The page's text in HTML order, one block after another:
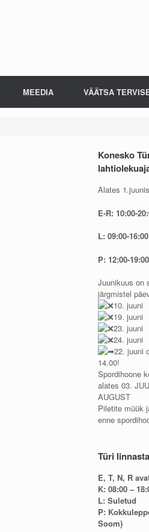
MEEDIA VÄÄTSA
Konesko
Alates
E-R: 10:00-
L: 09:00-16:00
P: 12:00-19:00
Juunikuus on
järgmistel
10. juuni
19. juuni
23. juuni
24. juuni
22. juuni
14.00!
Spordihoone
alates 03.
AUGUST
Piletite müük
enne
Türi
E, T, N, R
K: 08:00 –
L: Suletud
P:
Soom)